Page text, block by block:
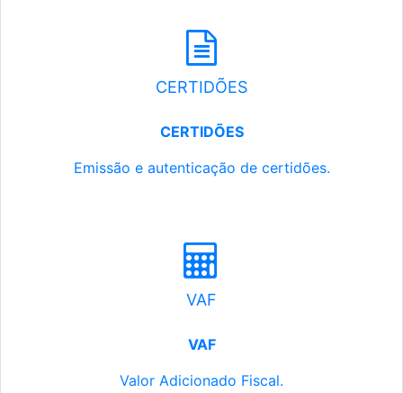
CERTIDÕES
CERTIDÕES
Emissão e autenticação de certidões.
VAF
VAF
Valor Adicionado Fiscal.